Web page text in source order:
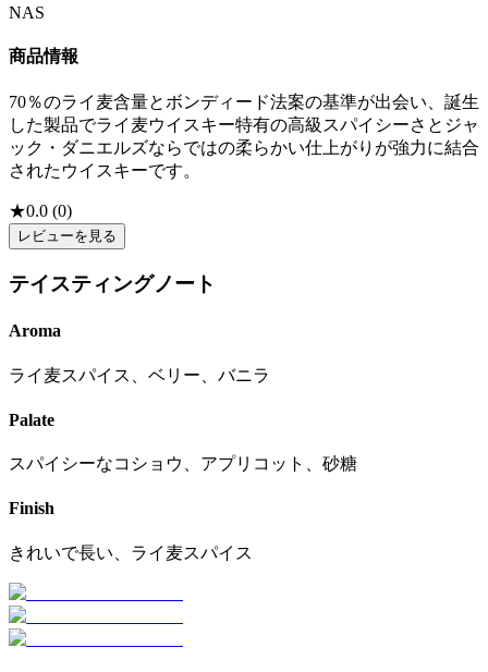
NAS
商品情報
70％のライ麦含量とボンディード法案の基準が出会い、誕生
した製品でライ麦ウイスキー特有の高級スパイシーさとジャ
ック・ダニエルズならではの柔らかい仕上がりが強力に結合
されたウイスキーです。
★0.0 (0)
レビューを見る
テイスティングノート
Aroma
ライ麦スパイス、ベリー、バニラ
Palate
スパイシーなコショウ、アプリコット、砂糖
Finish
きれいで長い、ライ麦スパイス